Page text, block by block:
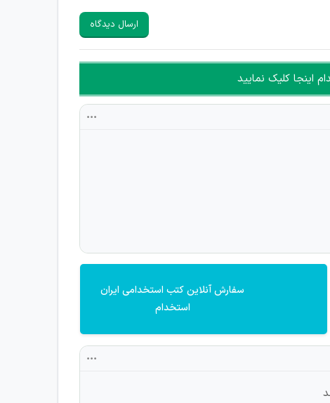
ارسال دیدگاه
اینجا کلیک نمایید
سفارش آنلاین کتب استخدامی ایران
استخدام